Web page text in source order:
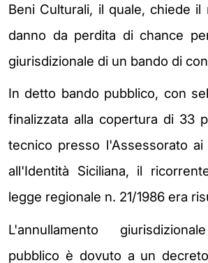
Beni Culturali, il quale, chiede il
danno da perdita di chance
giurisdizionale di un bando di
In detto bando pubblico, con
finalizzata alla copertura di 33
tecnico presso l'Assessorato
all'Identità Siciliana, il
legge regionale n. 21/1986 era
L'annullamento
pubblico è dovuto a un